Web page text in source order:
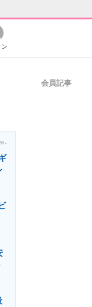
ン
会員記事
-